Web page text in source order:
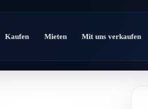
Kaufen Mieten Mit uns verkaufen